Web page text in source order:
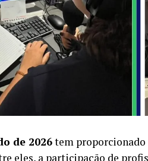
de 2026tem
eles, a participação de